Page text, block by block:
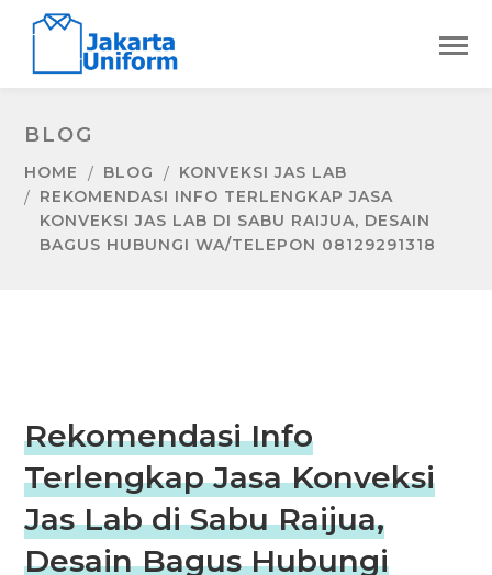
BLOG
HOME BLOG
KONVEKSI JAS LAB
REKOMENDASI INFO TERLENGKAP JASA
KONVEKSI JAS LAB DI SABU RAIJUA, DESAIN
BAGUS HUBUNGI WA/TELEPON 08129291318
Rekomendasi Info
Terlengkap Jasa Konveksi
Jas Lab di Sabu Raijua,
Desain Bagus Hubungi